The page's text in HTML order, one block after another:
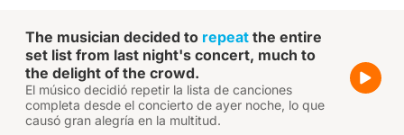
The musician decided to repeat the entire
set list from last night's concert, much to
the delight of the crowd.
El músico decidió repetir la lista de canciones
completa desde el concierto de ayer noche, lo que
causó gran alegría en la multitud.